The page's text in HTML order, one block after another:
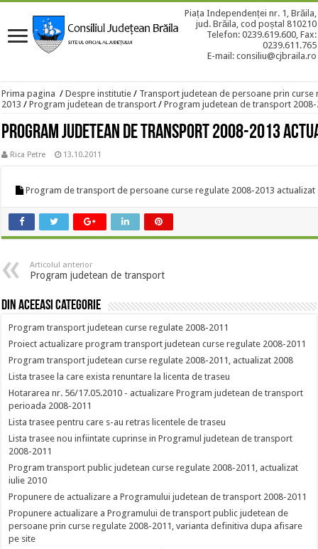
Piața Independenței nr. 1, Brăila,
jud. Brăila, cod poștal 810210
Telefon: 0239.619.600, Fax:
0239.611.765
E-mail: consiliu@cjbraila.ro
Prima pagina / Despre institutie / Transport judetean de persoane prin curse
2013 / Program judetean de transport / Program judetean de transport
Program judetean de transport 2008-2013
Rica Petre 13.10.2011
Program de transport de persoane curse regulate 2008-2013 actualizat
Articolul anterior
Program judetean de transport
Din aceeasi categorie
Program transport judetean curse regulate 2008-2011
Proiect actualizare program transport judetean curse regulate 2008-2011
Program transport judetean curse regulate 2008-2011, actualizat 2008
Lista trasee la care exista renuntare la licenta de traseu
Hotararea nr. 56/17.05.2010 - actualizare Program judetean de transport
perioada 2008-2011
Lista trasee pentru care s-au retras licentele de traseu
Lista trasee nou infiintate cuprinse in Programul judetean de transport
2008-2011
Program transport public judetean curse regulate 2008-2011, actualizat
iulie 2010
Propunere de actualizare a Programului judetean de transport 2008-2011
Propunere actualizare a Programului de transport public judetean de
persoane prin curse regulate 2008-2011, varianta definitiva dupa afisare
pe site